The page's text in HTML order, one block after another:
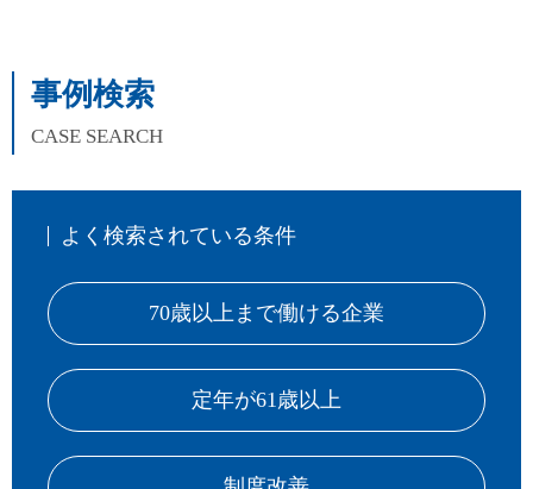
事例検索
CASE SEARCH
よく検索されている条件
70歳以上まで働ける企業
定年が61歳以上